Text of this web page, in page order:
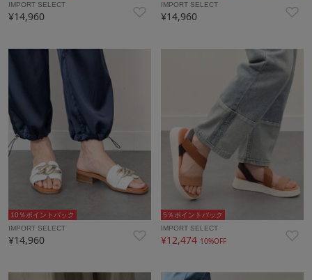
IMPORT SELECT
¥14,960
IMPORT SELECT
¥14,960
10％ポイントバック
IMPORT SELECT
¥14,960
5％ポイントバック
IMPORT SELECT
¥12,474 10%OFF